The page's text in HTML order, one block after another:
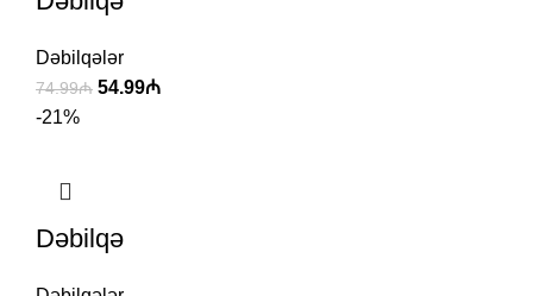
Dəbilqələr
74.99₼ 54.99₼
-21%
Dəbilqə